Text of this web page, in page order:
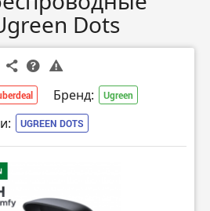
Dots
Бренд: Ugreen
UGREEN DOTS